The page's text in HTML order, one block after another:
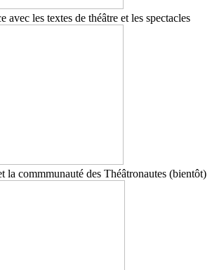
avec les textes de théâtre et les spectacles
la commmunauté des Théâtronautes (bientôt)